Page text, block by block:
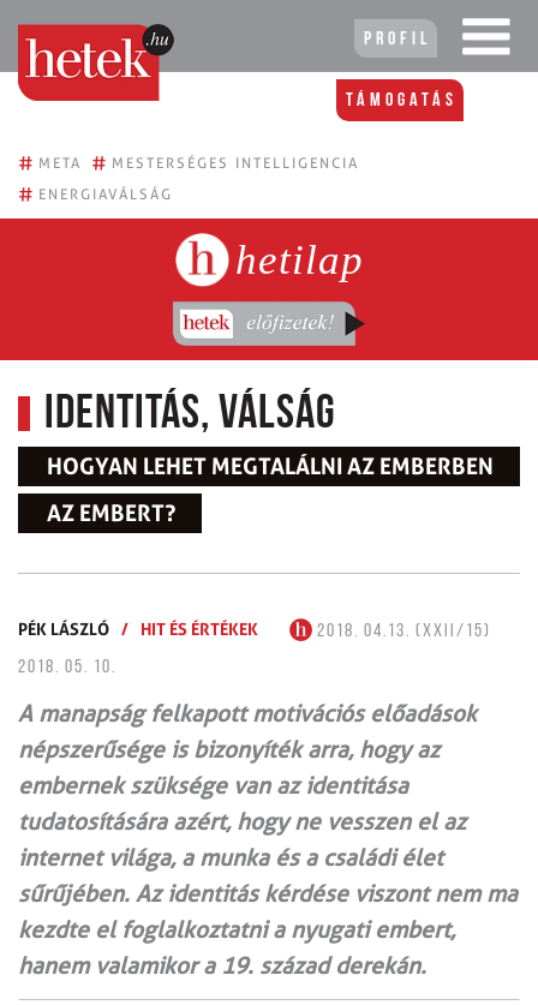
Profil
Támogatás
# META # MESTERSÉGES INTELLIGENCIA
# ENERGIAVÁLSÁG
hetilap
Identitás, válság
HOGYAN LEHET MEGTALÁLNI AZ EMBERBEN
AZ EMBERT?
PÉK LÁSZLÓ / HIT ÉS ÉRTÉKEK
2018. 04.13. (XXII/15)
2018. 05. 10.
A manapság felkapott motivációs előadások
népszerűsége is bizonyíték arra, hogy az
embernek szüksége van az identitása
tudatosítására azért, hogy ne vesszen el az
internet világa, a munka és a családi élet
sűrűjében. Az identitás kérdése viszont nem ma
kezdte el foglalkoztatni a nyugati embert,
hanem valamikor a 19. század derekán.